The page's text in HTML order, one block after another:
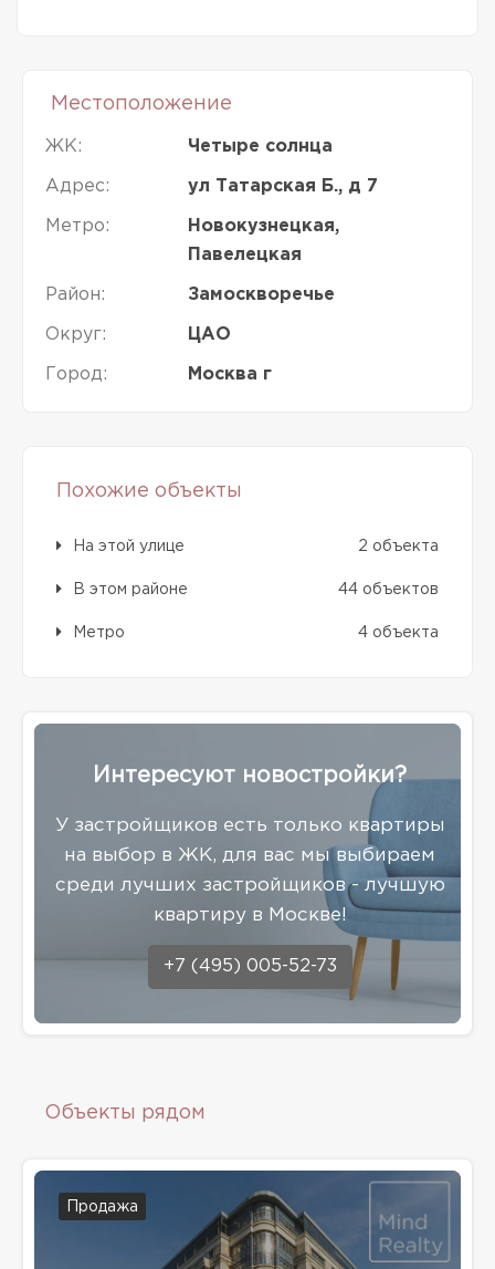
Местоположение
ЖК: Четыре солнца
Адрес: ул Татарская Б., д 7
Метро:
Новокузнецкая,
Павелецкая
Район: Замоскворечье
Округ: ЦАО
Город: Москва г
Похожие объекты
На этой улице 2 объекта
В этом районе 44 объектов
Метро 4 объекта
Интересуют новостройки?
У застройщиков есть только квартиры
на выбор в ЖК, для вас мы выбираем
среди лучших застройщиков - лучшую
квартиру в Москве!
+7 (495) 005-52-73
Объекты рядом
Продажа